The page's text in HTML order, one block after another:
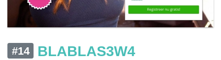
#14
BLABLAS3W4